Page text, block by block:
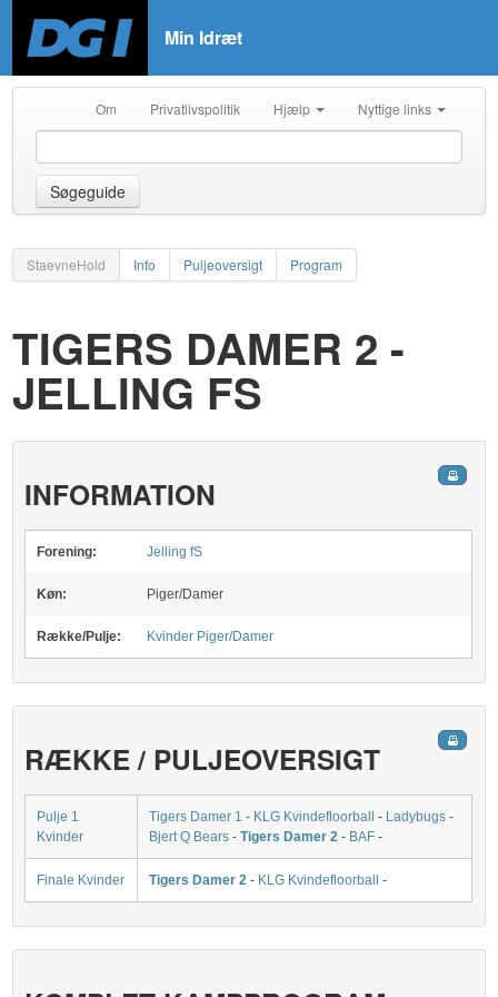
Min Idræt
Om Privatlivspolitik Hjælp Nyttige links
Søgeguide
StaevneHold Info Puljeoversigt Program
TIGERS DAMER 2 -
JELLING FS
INFORMATION
Forening: Jelling fS
Køn: Piger/Damer
Række/Pulje: Kvinder Piger/Damer
RÆKKE / PULJEOVERSIGT
Pulje 1
Kvinder
Tigers Damer 1 - KLG Kvindefloorball - Ladybugs -
Bjert Q Bears -Tigers Damer 2 - BAF -
Finale Kvinder Tigers Damer 2 - KLG Kvindefloorball -